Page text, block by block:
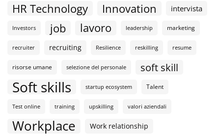
HR Technology Innovation intervista
Investors job lavoro leadership marketing
recruiter recruiting Resilience reskilling resume
risorse umane selezione del personale soft skill
Soft skills startup ecosystem Talent
Test online training upskilling valori aziendali
Workplace Work relationship